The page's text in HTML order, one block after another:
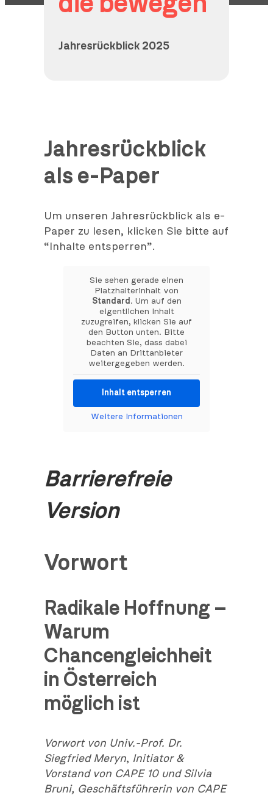
Jahresrückblick 2025
Jahresrückblick
als e-Paper
Um unseren Jahresrückblick als e-
Paper zu lesen, klicken Sie bitte auf
“Inhalte entsperren”.
Sie sehen gerade einen
Platzhalterinhalt von
Standard . Um auf den
eigentlichen Inhalt
zuzugreifen, klicken Sie auf
den Button unten. Bitte
beachten Sie, dass dabei
Daten an Drittanbieter
weitergegeben werden.
Inhalt entsperren
Weitere Informationen
Barrierefreie
Version
Vorwort
Radikale Hoffnung –
Warum
Chancengleichheit
in Österreich
möglich ist
Vorwort von Univ.-Prof. Dr.
Siegfried Meryn, Initiator &
Vorstand von CAPE 10 und Silvia
Bruni, Geschäftsführerin von CAPE